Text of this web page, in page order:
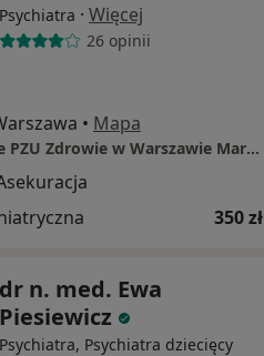
Psychiatra · Więcej
26 opinii
• Mapa
Centrum Medyczne PZU Zdrowie w Warszawie Marynarska
350 zł
dr n. med. Ewa
Piesiewicz
Psychiatra, Psychiatra dziecięcy